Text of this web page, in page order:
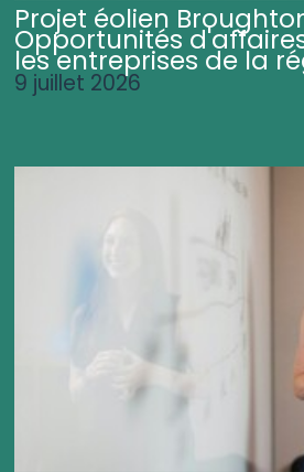
Projet éolien
Opportunités
les entreprises de la
9 juillet 2026